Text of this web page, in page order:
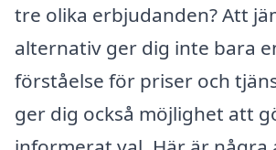
tre olika erbjudanden? Att
alternativ ger dig inte bara
förståelse för priser och
ger dig också möjlighet att